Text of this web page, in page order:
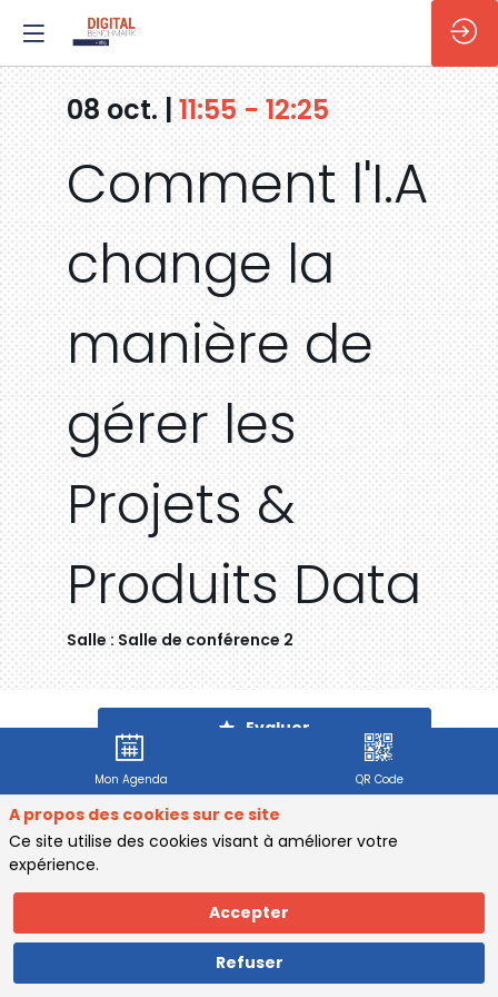
08 oct. |11:55 - 12:25
Comment l'I.A
change la
manière de
gérer les
Projets &
Produits Data
Salle :Salle de conférence 2
Evaluer
Description
session
explore
comment
l’I.A.
gestion
produits
Mon Agenda QR Code
A propos des cookies sur ce site
Ce site utilise des cookies visant à améliorer votre
expérience.
Accepter
Refuser